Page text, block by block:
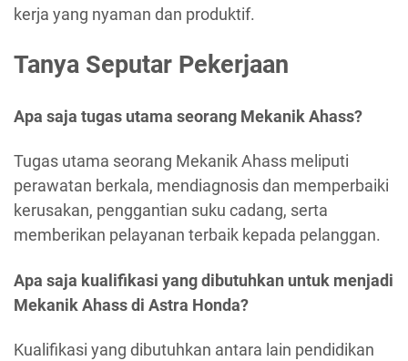
kerja yang nyaman dan produktif.
Tanya Seputar Pekerjaan
Apa saja tugas utama seorang Mekanik Ahass?
Tugas utama seorang Mekanik Ahass meliputi
perawatan berkala, mendiagnosis dan memperbaiki
kerusakan, penggantian suku cadang, serta
memberikan pelayanan terbaik kepada pelanggan.
Apa saja kualifikasi yang dibutuhkan untuk menjadi
Mekanik Ahass di Astra Honda?
Kualifikasi yang dibutuhkan antara lain pendidikan